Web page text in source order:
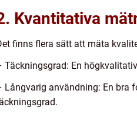
Kvantitativa
finns flera sätt att mäta
Täckningsgrad: En
Långvarig användning: En bra